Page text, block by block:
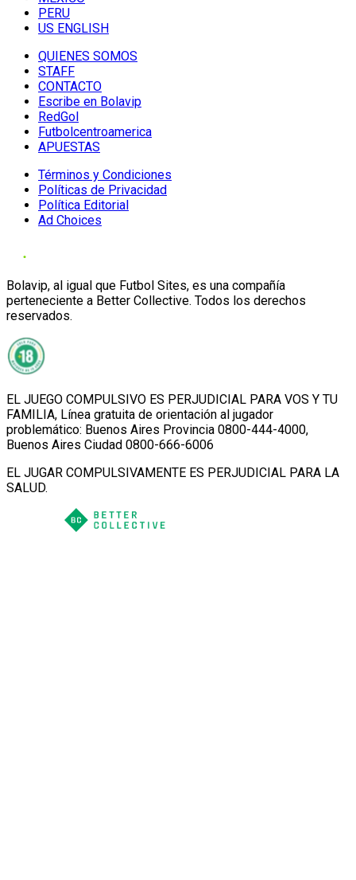
PERU
US ENGLISH
QUIENES SOMOS
STAFF
CONTACTO
Escribe en Bolavip
RedGol
Futbolcentroamerica
APUESTAS
Términos y Condiciones
Políticas de Privacidad
Política Editorial
Ad Choices
Bolavip, al igual que Futbol Sites, es una compañía
perteneciente a Better Collective. Todos los derechos
reservados.
EL JUEGO COMPULSIVO ES PERJUDICIAL PARA VOS Y TU
FAMILIA, Línea gratuita de orientación al jugador
problemático: Buenos Aires Provincia 0800-444-4000,
Buenos Aires Ciudad 0800-666-6006
EL JUGAR COMPULSIVAMENTE ES PERJUDICIAL PARA LA
SALUD.